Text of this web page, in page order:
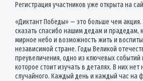
Регистрация участников уже открыта на
«Диктант Победы» — это больше чем акция.
сказать спасибо нашим дедам и прадедам,
мирное небо и возможность жить и
независимой стране. Годы Великой
преувеличения, одно из ключевых событий
которое стоит изучать в деталях. В них
случайного. Каждый день и каждый час на